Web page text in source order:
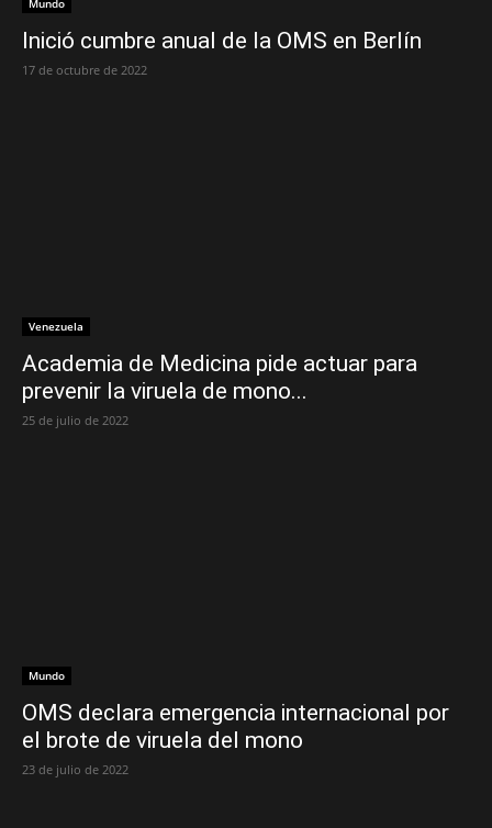
Mundo
Inició cumbre anual de la OMS en Berlín
17 de octubre de 2022
Venezuela
Academia de Medicina pide actuar para
prevenir la viruela de mono...
25 de julio de 2022
Mundo
OMS declara emergencia internacional por
el brote de viruela del mono
23 de julio de 2022